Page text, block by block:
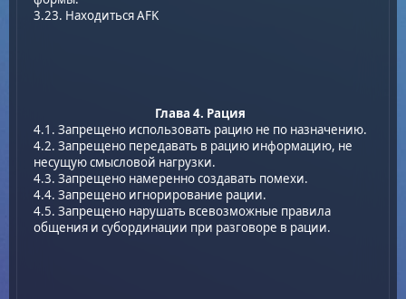
3.23. Находиться AFK
Глава 4. Рация
4.1. Запрещено использовать рацию не по назначению.
4.2. Запрещено передавать в рацию информацию, не
несущую смысловой нагрузки.
4.3. Запрещено намеренно создавать помехи.
4.4. Запрещено игнорирование рации.
4.5. Запрещено нарушать всевозможные правила
общения и субординации при разговоре в рации.